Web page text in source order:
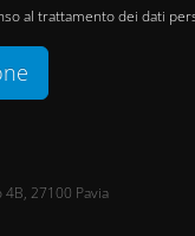
al trattamento dei dati
4B, 27100 Pavia